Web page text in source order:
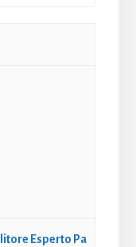
Esperto Pa